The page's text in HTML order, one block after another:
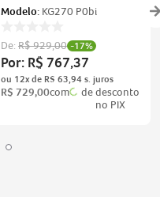
Modelo: KG270 P0bi
De: R$929,00 -17%
Por: R$ 767,37
ou 12x de R$ 63 94
R$ 729,00com
de desconto
no PIX